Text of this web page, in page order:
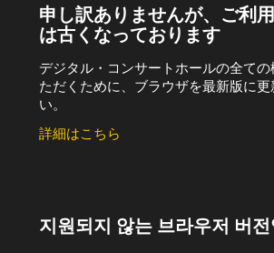
申し訳ありませんが、ご利
は古くなっております
デジタル・コンサートホールの全て
ただくために、ブラウザを最新版に更
い。
詳細はこちら
지원되지 않는 브라우저 버